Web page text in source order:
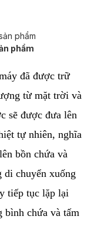
phẩm
đã được trữ
từ mặt trời và
sẽ được đưa lên
tự nhiên, nghĩa
bồn chứa và
di chuyển xuống
tiếp tục lặp lại
bình chứa và tấm